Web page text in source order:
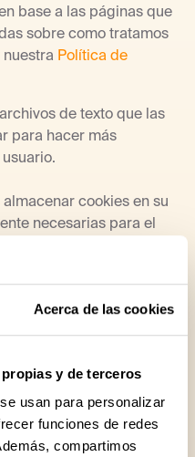
Acerca de las cookies
y de terceros
usan para personalizar
funciones de redes
compartimos
base a las páginas que
sobre como tratamos
Política de
de texto que las
para hacer más
cookies en su
necesarias para el
su permiso.
de cookies.
por servicios de
cambiar o retirar su
de cookies en